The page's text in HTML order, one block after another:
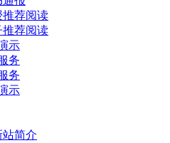
推荐阅读
推荐阅读
示
务
务
示
站简介